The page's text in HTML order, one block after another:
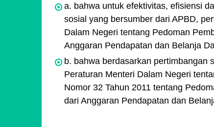
a. bahwa untuk efektivitas, efisiensi
sosial yang bersumber dari APBD,
Dalam Negeri tentang Pedoman
Anggaran Pendapatan dan Belanja
b. bahwa berdasarkan pertimbangan
Peraturan Menteri Dalam Negeri
Nomor 32 Tahun 2011 tentang
dari Anggaran Pendapatan dan